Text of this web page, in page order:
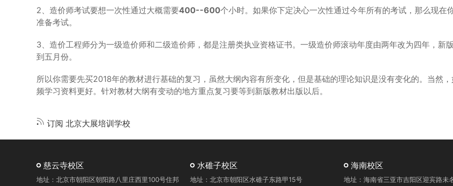
级
工
你
一
定
知
道
的
件
事
2、造价师考试要想一次性通过大概需要400--600个小时。如果你下定决心一次性通过今年所有的考试，那么现在
准备考试。
3、造价工程师分为一级造价师和二级造价师，都是注册类执业资格证书。一级造价师滚动年度由两年改为四年，新
到五月份。
所以你需要先买2018年的教材进行基础的复习，虽然大纲内容有所变化，但是基础的理论知识是没有变化的。当然
频学习资料更好。针对教材大纲有变动的地方重点复习要等到新版教材出版以后。
订阅 北京大展培训学校
慈云寺校区
地址：北京市朝阳区朝阳路八里庄西里100号住邦
水碓子校区
地址：北京市朝阳区水碓子东路甲15号
海南校区
地址：海南省三亚市吉阳区迎宾路未